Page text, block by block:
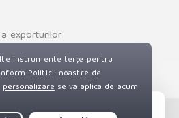
exporturilor